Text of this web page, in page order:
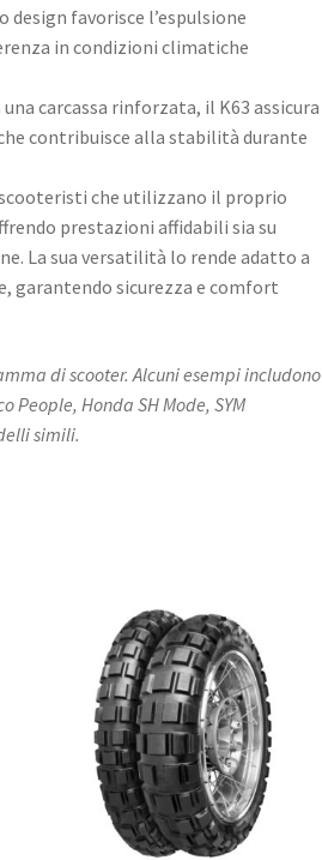
design favorisce l’espulsione
in condizioni climatiche
carcassa rinforzata, il K63 assicura
contribuisce alla stabilità durante
scooteristi che utilizzano il proprio
prestazioni affidabili sia su
La sua versatilità lo rende adatto a
garantendo sicurezza e comfort
di scooter. Alcuni esempi includono
People, Honda SH Mode, SYM
simili.